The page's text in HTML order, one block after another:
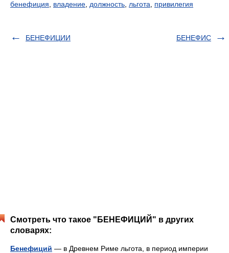
бенефиция владение должность льгота привилегия
БЕНЕФИЦИИ БЕНЕФИС
Смотреть что такое "БЕНЕФИЦИЙ" в других
словарях:
Бенефиций — в Древнем Риме льгота, в период империи